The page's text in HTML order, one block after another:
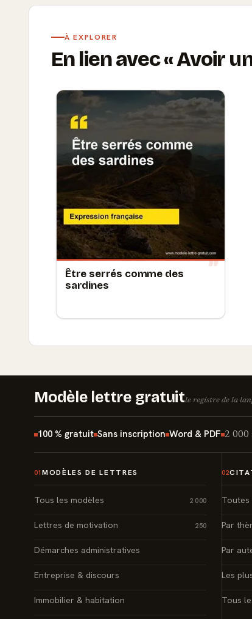
À EXPLORER
En lien avec Avoir
Être serrés comme des
sardines
Modèle lettre gratuitle registre de la
100 % gratuit Sans inscription Word & PDF 2 000
01 MODÈLES DE LETTRES
Tous les modèles 2 000
Lettres de motivation 250
Démarches administratives
Entreprise & discours
Immobilier & habitation
02
Toutes
Par
Par
Les
Tous